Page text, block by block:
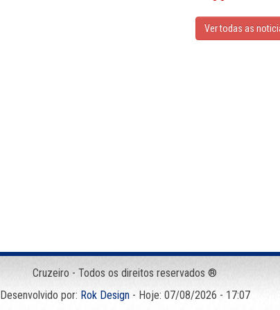
Ver todas as
Cruzeiro - Todos os direitos reservados ®
Desenvolvido por: Rok Design- Hoje: 07/08/2026 - 17:07